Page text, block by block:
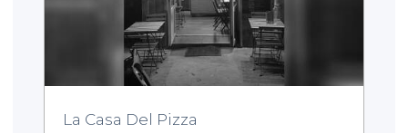
La Casa Del Pizza